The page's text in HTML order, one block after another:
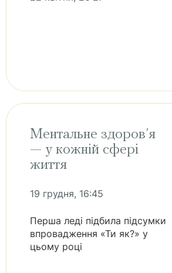
Ментальне здоров’я
— у кожній сфері
життя
19 грудня, 16:45
Перша леді підбила підсумки
впровадження «Ти як?» у
цьому році